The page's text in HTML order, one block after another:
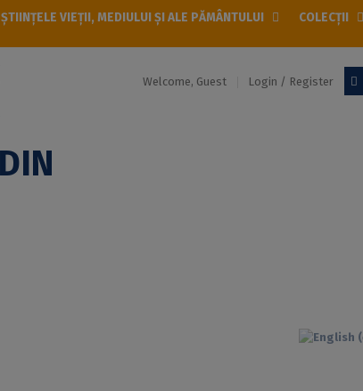
ȘTIINȚELE VIEȚII, MEDIULUI ȘI ALE PĂMÂNTULUI COLECȚII
Welcome, Guest Login / Register